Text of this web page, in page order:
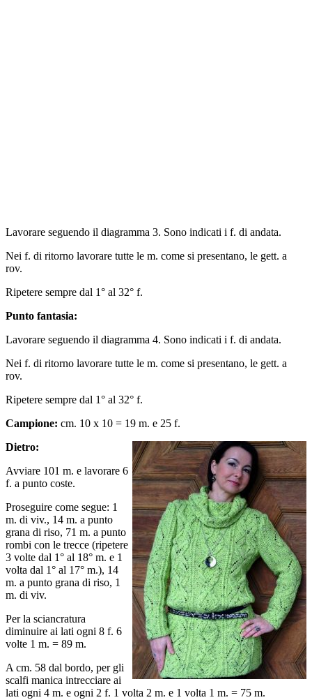
Lavorare seguendo il diagramma 3. Sono indicati i f. di andata.
Nei f. di ritorno lavorare tutte le m. come si presentano, le gett. a
rov.
Ripetere sempre dal 1° al 32° f.
Punto fantasia:
Lavorare seguendo il diagramma 4. Sono indicati i f. di andata.
Nei f. di ritorno lavorare tutte le m. come si presentano, le gett. a
rov.
Ripetere sempre dal 1° al 32° f.
Campione: cm. 10 x 10 = 19 m. e 25 f.
Dietro:
Avviare 101 m. e lavorare 6
f. a punto coste.
Proseguire come segue: 1
m. di viv., 14 m. a punto
grana di riso, 71 m. a punto
rombi con le trecce (ripetere
3 volte dal 1° al 18° m. e 1
volta dal 1° al 17° m.), 14
m. a punto grana di riso, 1
m. di viv.
Per la sciancratura
diminuire ai lati ogni 8 f. 6
volte 1 m. = 89 m.
A cm. 58 dal bordo, per gli
scalfi manica intrecciare ai
lati ogni 4 m. e ogni 2 f. 1 volta 2 m. e 1 volta 1 m. = 75 m.